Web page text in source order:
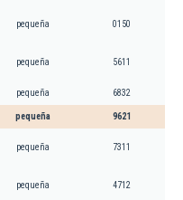
pequeña 0150
pequeña 5611
pequeña 6832
pequeña 9621
pequeña 7311
pequeña 4712